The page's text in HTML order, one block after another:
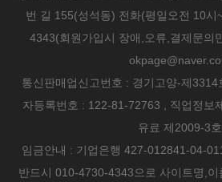
번 길 155(성석동) 전화(평일오전 10
4343(회원가입시 장애,오류,결제문의
통신판매업신고번호 : 경기고양-제3314
자등록번호 : 122-81-72763 , 직업정보
유료 제2009-3호
임금안내 : 기업은행 427-012841-04-
반드시 010-4730-4343으로 사이트명,